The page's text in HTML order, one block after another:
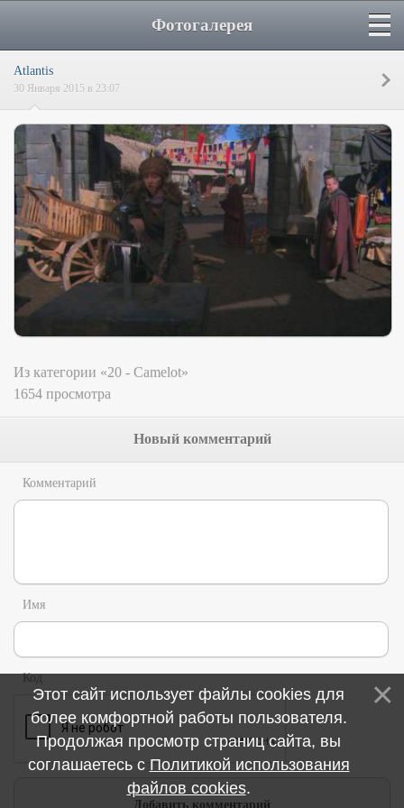
Фотогалерея
Atlantis
30 Января 2015 в 23:07
Из категории «20 - Camelot»
1654 просмотра
Новый комментарий
Комментарий
Имя
Код
Этот сайт использует файлы cookies для
более комфортной работы пользователя.
Продолжая просмотр страниц сайта, вы
соглашаетесь с Политикой использования
файлов cookies.